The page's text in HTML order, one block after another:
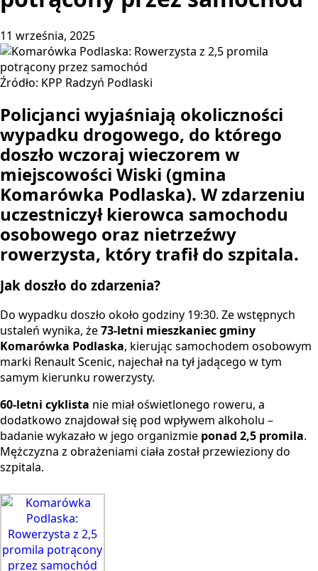
11 września, 2025
Źródło: KPP Radzyń Podlaski
Policjanci wyjaśniają okoliczności
wypadku drogowego, do którego
doszło wczoraj wieczorem w
miejscowości Wiski (gmina
Komarówka Podlaska). W zdarzeniu
uczestniczył kierowca samochodu
osobowego oraz nietrzeźwy
rowerzysta, który trafił do szpitala.
Jak doszło do zdarzenia?
Do wypadku doszło około godziny 19:30. Ze wstępnych
ustaleń wynika, że73-letni mieszkaniec gminy
Komarówka Podlaska, kierując samochodem osobowym
marki Renault Scenic, najechał na tył jadącego w tym
samym kierunku rowerzysty.
60-letni cyklista nie miał oświetlonego roweru, a
dodatkowo znajdował się pod wpływem alkoholu –
badanie wykazało w jego organizmie ponad 2,5 promila.
Mężczyzna z obrażeniami ciała został przewieziony do
szpitala.